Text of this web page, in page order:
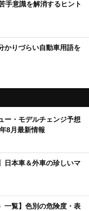
手意識を解消するヒント
かりづらい自動車用語を
ー・モデルチェンジ予想
8月最新情報
日本車＆外車の珍しいマ
一覧】色別の危険度・表